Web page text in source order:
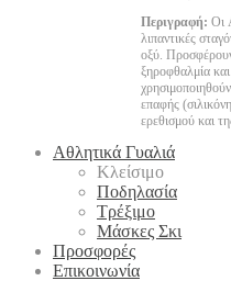
Περιγραφή: Οι
λιπαντικές
οξύ.
ξηροφθαλμία
επαφής
ερεθισμού και
Αθλητικά Γυαλιά
Κλείσιμο
Ποδηλασία
Τρέξιμο
Μάσκες Σκι
Προσφορές
Επικοινωνία